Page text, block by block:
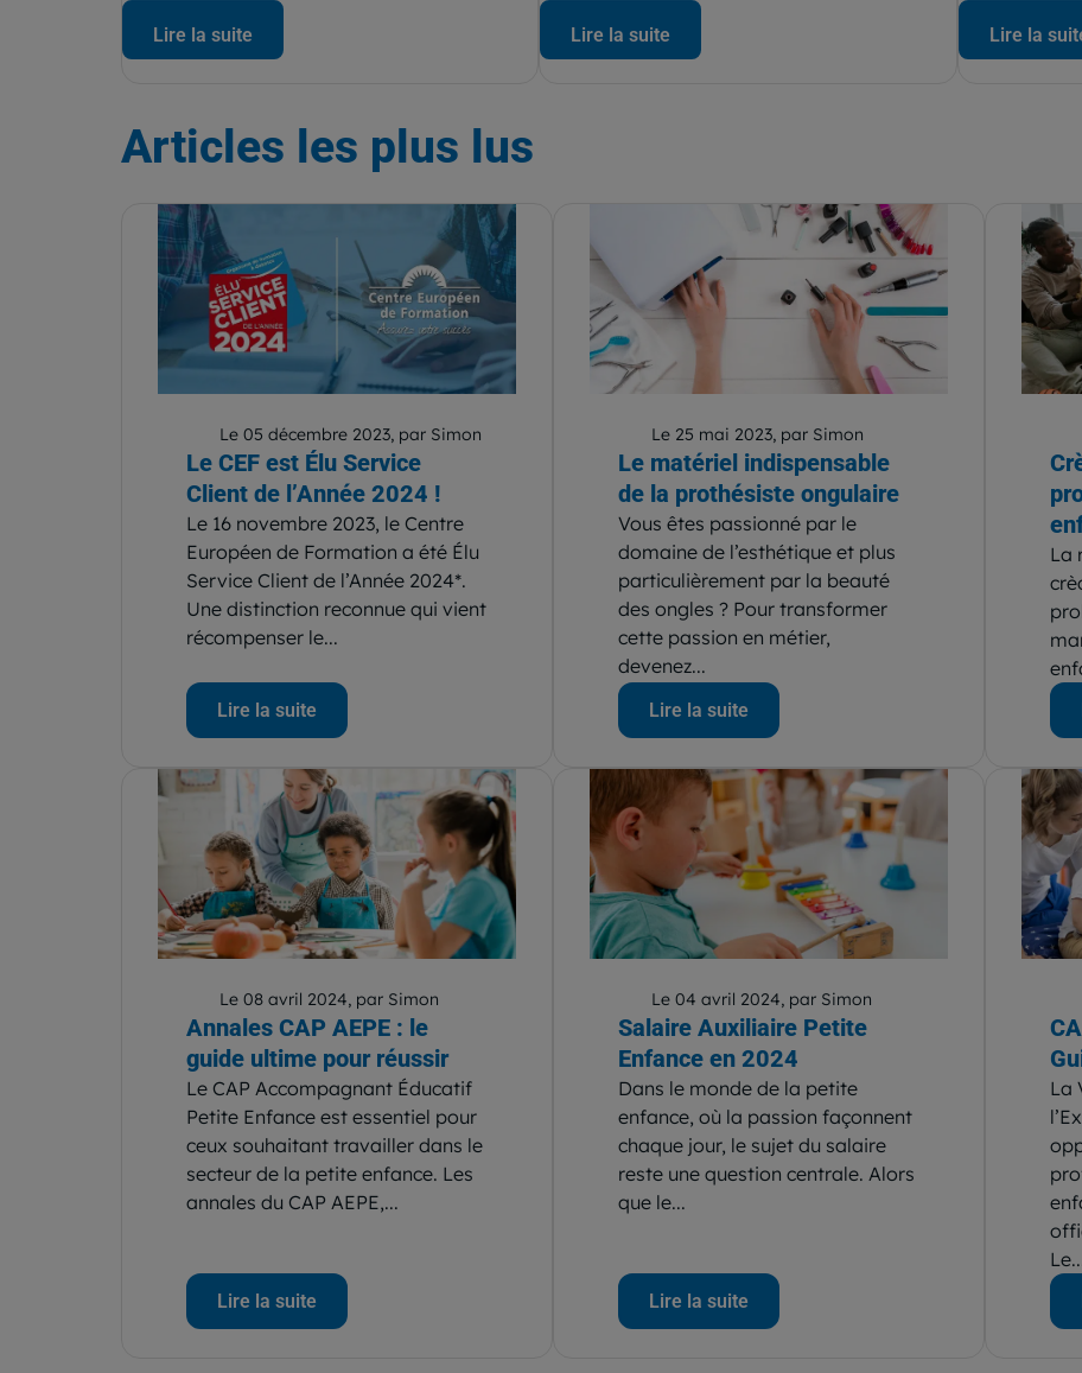
Lire la suite Lire la suite Lire la
Articles les plus lus
Le 05 décembre 2023, par Simon
Le CEF est Élu Service
Client de l’Année 2024 !
Le 16 novembre 2023, le Centre
Européen de Formation a été Élu
Service Client de l’Année 2024*.
Une distinction reconnue qui vient
récompenser le...
Lire la suite
Le 25 mai 2023, par Simon
Le matériel indispensable
de la prothésiste ongulaire
Vous êtes passionné par le
domaine de l’esthétique et plus
particulièrement par la beauté
des ongles ? Pour transformer
cette passion en métier,
devenez...
Lire la suite
La
Le 08 avril 2024, par Simon
Annales CAP AEPE : le
guide ultime pour réussir
Le CAP Accompagnant Éducatif
Petite Enfance est essentiel pour
ceux souhaitant travailler dans le
secteur de la petite enfance. Les
annales du CAP AEPE,...
Lire la suite
Le 04 avril 2024, par Simon
Salaire Auxiliaire Petite
Enfance en 2024
Dans le monde de la petite
enfance, où la passion façonnent
chaque jour, le sujet du salaire
reste une question centrale. Alors
que le...
Lire la suite
La